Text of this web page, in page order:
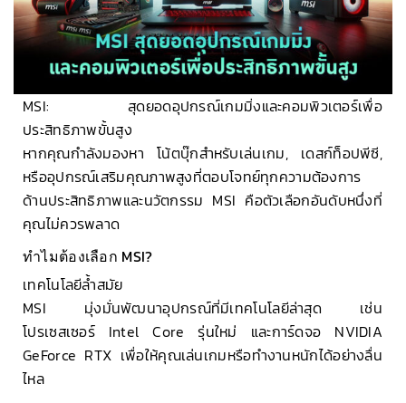
MSI: สุดยอดอุปกรณ์เกมมิ่งและคอมพิวเตอร์เพื่อ
ประสิทธิภาพขั้นสูง
หากคุณกำลังมองหา โน้ตบุ๊กสำหรับเล่นเกม, เดสก์ท็อปพีซี,
หรืออุปกรณ์เสริมคุณภาพสูงที่ตอบโจทย์ทุกความต้องการ
ด้านประสิทธิภาพและนวัตกรรม MSI คือตัวเลือกอันดับหนึ่งที่
คุณไม่ควรพลาด
ทำไมต้องเลือก MSI?
เทคโนโลยีล้ำสมัย
MSI มุ่งมั่นพัฒนาอุปกรณ์ที่มีเทคโนโลยีล่าสุด เช่น
โปรเซสเซอร์ Intel Core รุ่นใหม่ และการ์ดจอ NVIDIA
GeForce RTX เพื่อให้คุณเล่นเกมหรือทำงานหนักได้อย่างลื่น
ไหล